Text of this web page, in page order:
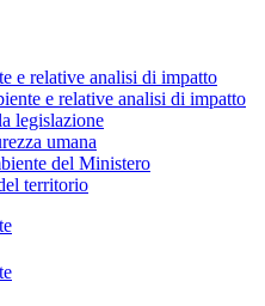
e relative analisi di impatto
e relative analisi di impatto
legislazione
umana
del Ministero
territorio